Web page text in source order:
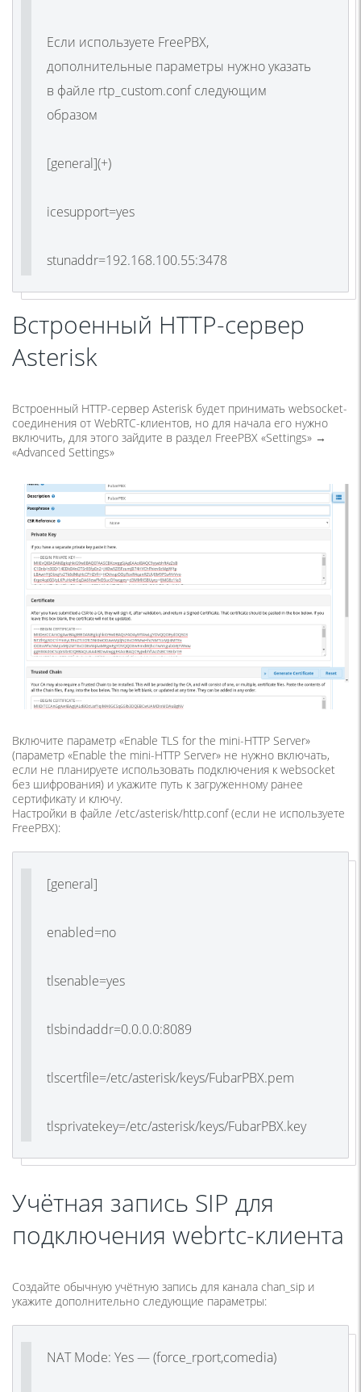
Если используете FreePBX,
дополнительные параметры нужно указать
в файле rtp_custom.conf следующим
образом
[general](+)
icesupport=yes
stunaddr=192.168.100.55:3478
Встроенный HTTP-сервер
Asterisk
Встроенный HTTP-сервер Asterisk будет принимать websocket-
соединения от WebRTC-клиентов, но для начала его нужно
включить, для этого зайдите в раздел FreePBX «Settings» →
«Advanced Settings»
Включите параметр «Enable TLS for the mini-HTTP Server»
(параметр «Enable the mini-HTTP Server» не нужно включать,
если не планируете использовать подключения к websocket
без шифрования) и укажите путь к загруженному ранее
сертификату и ключу.
Настройки в файле /etc/asterisk/http.conf (если не используете
FreePBX):
[general]
enabled=no
tlsenable=yes
tlsbindaddr=0.0.0.0:8089
tlscertfile=/etc/asterisk/keys/FubarPBX.pem
tlsprivatekey=/etc/asterisk/keys/FubarPBX.key
Учётная запись SIP для
подключения webrtc-клиента
Создайте обычную учётную запись для канала chan_sip и
укажите дополнительно следующие параметры:
NAT Mode: Yes — (force_rport,comedia)